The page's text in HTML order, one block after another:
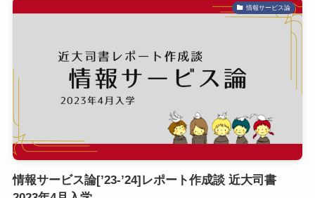
情報サービス論
情報サービス論[’23-’24]レポート作成談 近大司書